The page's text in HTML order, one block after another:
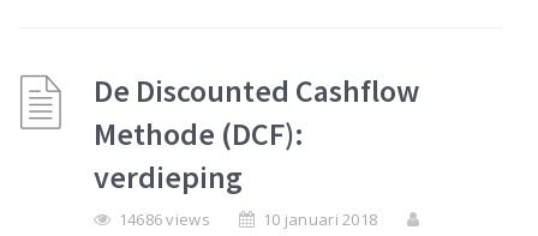
De Discounted Cashflow
Methode (DCF):
verdieping
14686 views
10 januari 2018